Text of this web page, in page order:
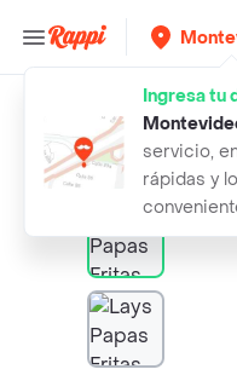
Ingresa tu
servicio,
rápidas y
Búsquedas relacionadas:
Rappi lays papas fritas